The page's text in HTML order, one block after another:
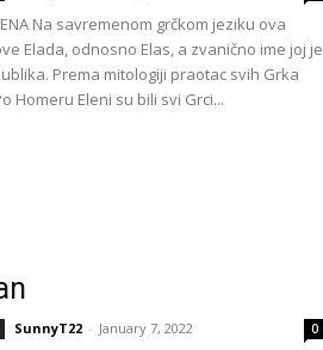
Na savremenom grčkom jeziku ova
Elada, odnosno Elas, a zvanično ime joj je
Prema mitologiji praotac svih Grka
Homeru Eleni su bili svi Grci...
SunnyT22 - January 7, 2022 0